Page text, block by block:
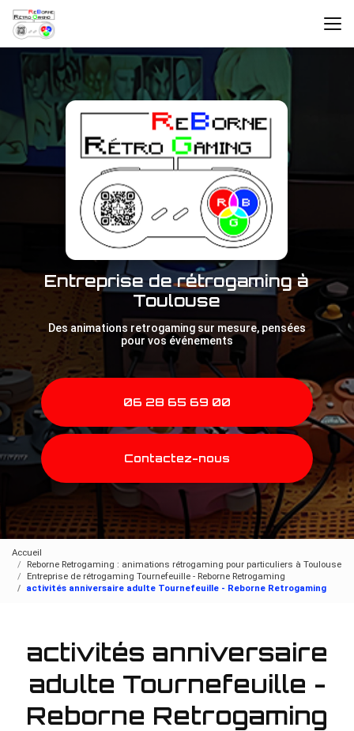
Aller
contenu
principal
Entreprise de rétrogaming à
Toulouse
Des animations retrogaming sur mesure, pensées
pour vos événements
06 28 65 69 00
Contactez-nous
Accueil
Reborne Retrogaming : animations rétrogaming pour particuliers à Toulouse
Entreprise de rétrogaming Tournefeuille - Reborne Retrogaming
activités anniversaire adulte Tournefeuille - Reborne Retrogaming
activités anniversaire
adulte Tournefeuille -
Reborne Retrogaming